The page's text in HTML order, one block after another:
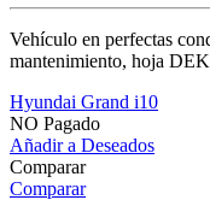
Vehículo en perfectas
mantenimiento, hoja
Hyundai Grand i10
NO Pagado
Añadir a Deseados
Comparar
Comparar